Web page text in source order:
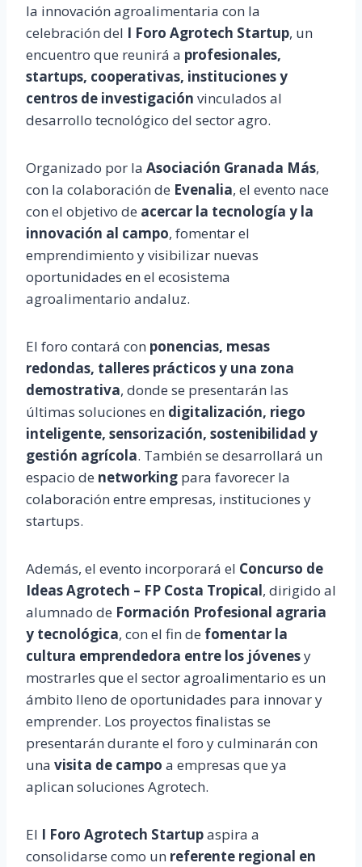
la innovación agroalimentaria con la
celebración del I Foro Agrotech Startup, un
encuentro que reunirá a profesionales,
startups, cooperativas, instituciones y
centros de investigación vinculados al
desarrollo tecnológico del sector agro.
Organizado por la Asociación Granada Más,
con la colaboración de Evenalia, el evento nace
con el objetivo de acercar la tecnología y la
innovación al campo, fomentar el
emprendimiento y visibilizar nuevas
oportunidades en el ecosistema
agroalimentario andaluz.
El foro contará con ponencias, mesas
redondas, talleres prácticos y una zona
demostrativa, donde se presentarán las
últimas soluciones en digitalización, riego
inteligente, sensorización, sostenibilidad y
gestión agrícola. También se desarrollará un
espacio de networking para favorecer la
colaboración entre empresas, instituciones y
startups.
Además, el evento incorporará el Concurso de
Ideas Agrotech – FP Costa Tropical, dirigido al
alumnado de Formación Profesional agraria
y tecnológica, con el fin de fomentar la
cultura emprendedora entre los jóvenesy
mostrarles que el sector agroalimentario es un
ámbito lleno de oportunidades para innovar y
emprender. Los proyectos finalistas se
presentarán durante el foro y culminarán con
una visita de campo a empresas que ya
aplican soluciones Agrotech.
El I Foro Agrotech Startupaspira a
consolidarse como un referente regional en